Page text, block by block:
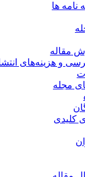
ها
مقاله
و هزینه‌های انتشار
مجله